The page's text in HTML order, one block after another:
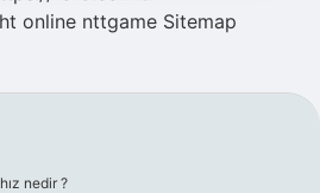
online nttgame Sitemap
nedir ?